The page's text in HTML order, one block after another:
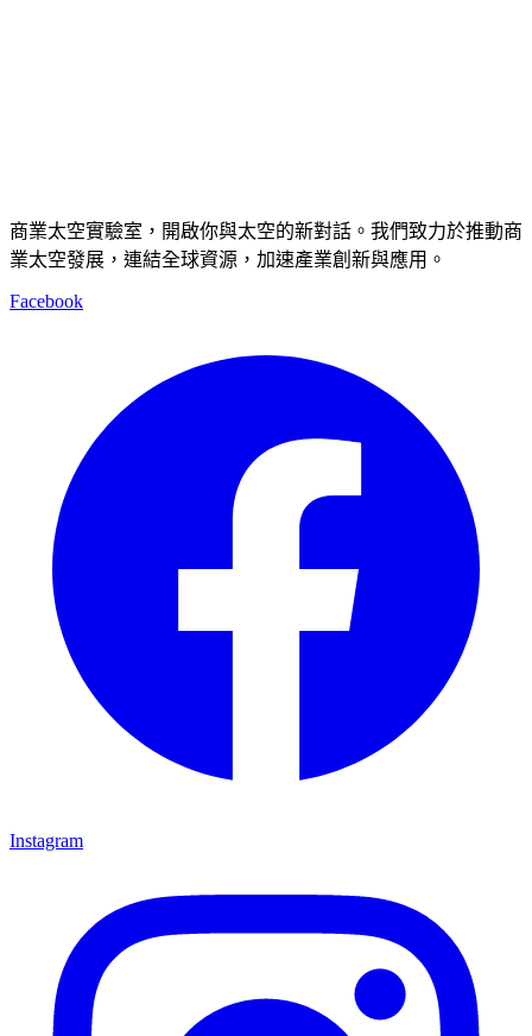
商業太空實驗室，開啟你與太空的新對話。我們致力於推動商
業太空發展，連結全球資源，加速產業創新與應用。
Facebook
Instagram